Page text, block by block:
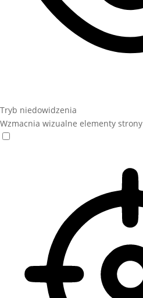
Tryb niedowidzenia
Wzmacnia wizualne elementy strony